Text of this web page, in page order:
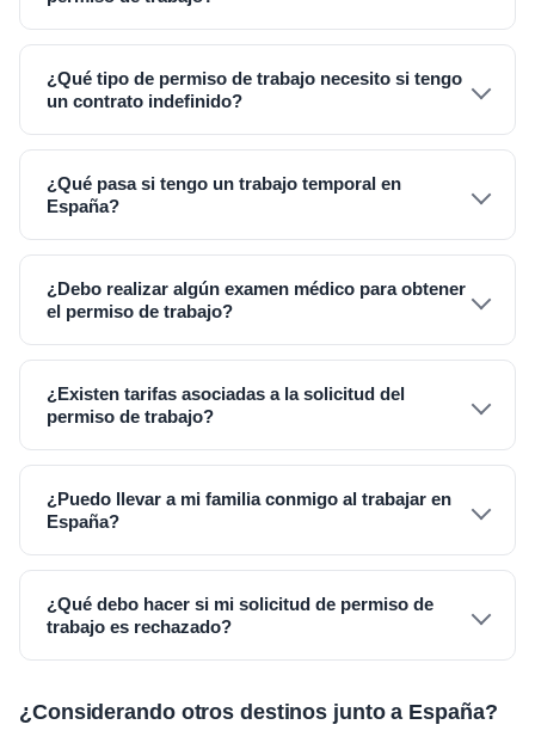
¿Qué tipo de permiso de trabajo necesito si tengo
un contrato indefinido?
¿Qué pasa si tengo un trabajo temporal en
España?
¿Debo realizar algún examen médico para obtener
el permiso de trabajo?
¿Existen tarifas asociadas a la solicitud del
permiso de trabajo?
¿Puedo llevar a mi familia conmigo al trabajar en
España?
¿Qué debo hacer si mi solicitud de permiso de
trabajo es rechazado?
¿Considerando otros destinos junto a España?